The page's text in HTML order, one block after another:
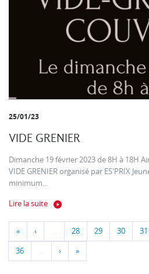
25/01/23
VIDE GRENIER
Dimanche 19 février 2023 de 8H à 18H
VIDE GRENIER organisé par ES'PRIX
minimum...
Lire la suite
« ‹ … 28 29 30 31
36 … › »